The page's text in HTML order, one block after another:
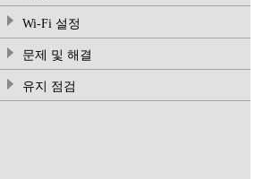
Wi-Fi 설정
문제 및 해결
유지 점검